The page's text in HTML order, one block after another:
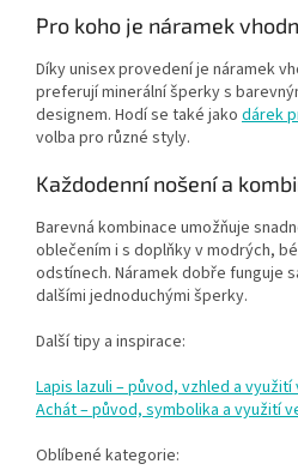
Pro koho je náramek
Díky unisex provedení je náramek
preferují minerální šperky s
designem. Hodí se také jako dárek
volba pro různé styly.
Každodenní nošení a
Barevná kombinace umožňuje
oblečením i s doplňky v modrých,
odstínech. Náramek dobře funguje
dalšími jednoduchými šperky.
Další tipy a inspirace:
Lapis lazuli – původ, vzhled a
Achát – původ, symbolika a využití
Oblíbené kategorie: